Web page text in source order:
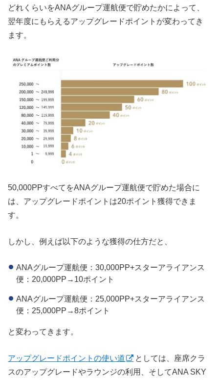
どれくらいをANAグループ運航便で貯めたかによって、
翌年度にもらえるアップグレードポイントが変わってき
ます。
50,000PPすべてをANAグループ運航便で貯めた場合に
は、アップグレードポイントは20ポイント獲得できま
す。
しかし、例えば以下のような獲得の仕方だと、
ANAグループ運航便：30,000PP+スターアライアンス
便：20,000PP→10ポイント
ANAグループ運航便：25,000PP+スターアライアンス
便：25,000PP→8ポイント
と変わってきます。
アップグレードポイントの使い道
としては、座席クラ
スのアップグレードやラウンジの利用、そしてANA SKY